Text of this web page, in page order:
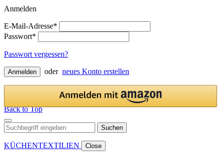
Anmelden
E-Mail-Adresse*
Passwort*
Passwort vergessen?
Anmelden oder neues Konto erstellen
Back to Top
Suchen
KÜCHENTEXTILIEN Close